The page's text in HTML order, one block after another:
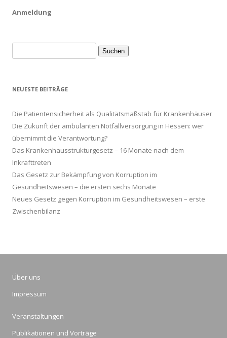
Anmeldung
nach:
NEUESTE BEITRÄGE
Die Patientensicherheit als Qualitätsmaßstab für Krankenhäuser
Die Zukunft der ambulanten Notfallversorgung in Hessen: wer
übernimmt die Verantwortung?
Das Krankenhausstrukturgesetz – 16 Monate nach dem
Inkrafttreten
Das Gesetz zur Bekämpfung von Korruption im
Gesundheitswesen – die ersten sechs Monate
Neues Gesetz gegen Korruption im Gesundheitswesen – erste
Zwischenbilanz
Über uns
Impressum
Veranstaltungen
Publikationen und Vorträge